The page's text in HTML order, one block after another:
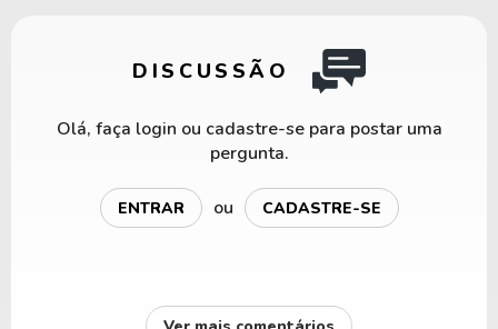
DISCUSSÃO
Olá, faça login ou cadastre-se para postar uma
pergunta.
ENTRAR ou CADASTRE-SE